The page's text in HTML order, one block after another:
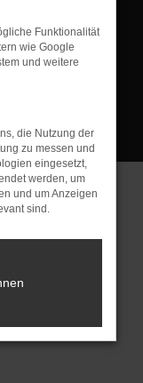
20
21
1 | DE-08223
by audaris.de
Funktionalität
wie Google
und weitere
die Nutzung der
zu messen und
eingesetzt,
werden, um
und um Anzeigen
sind.